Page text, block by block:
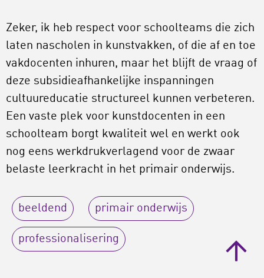
Zeker, ik heb respect voor schoolteams die zich
laten nascholen in kunstvakken, of die af en toe
vakdocenten inhuren, maar het blijft de vraag of
deze subsidieafhankelijke inspanningen
cultuureducatie structureel kunnen verbeteren.
Een vaste plek voor kunstdocenten in een
schoolteam borgt kwaliteit wel en werkt ook
nog eens werkdrukverlagend voor de zwaar
belaste leerkracht in het primair onderwijs.
beeldend primair onderwijs
professionalisering